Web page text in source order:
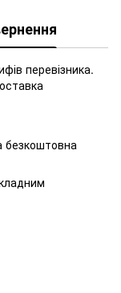
перевізника.
безкоштовна